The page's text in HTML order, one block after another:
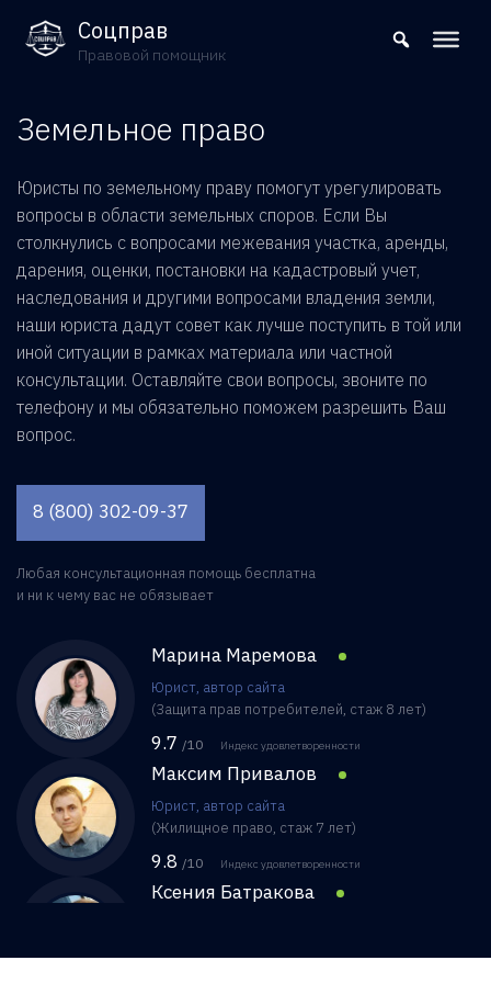
8 (800) 302-09-37
Соцправ
Правовой помощник
Земельное право
Юристы по земельному праву помогут урегулировать
вопросы в области земельных споров. Если Вы
столкнулись с вопросами межевания участка, аренды,
дарения, оценки, постановки на кадастровый учет,
наследования и другими вопросами владения земли,
наши юриста дадут совет как лучше поступить в той или
иной ситуации в рамках материала или частной
консультации. Оставляйте свои вопросы, звоните по
телефону и мы обязательно поможем разрешить Ваш
вопрос.
8 (800) 302-09-37
Любая консультационная помощь бесплатна
и ни к чему вас не обязывает
Марина Маремова
Юрист, автор сайта
(Защита прав потребителей, стаж 8 лет)
9.7 /10 Индекс удовлетворенности
Максим Привалов
Юрист, автор сайта
(Жилищное право, стаж 7 лет)
9.8 /10 Индекс удовлетворенности
Ксения Батракова